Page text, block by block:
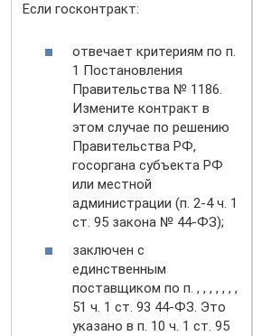
Если госконтракт:
отвечает критериям по п.
1 Постановления
Правительства № 1186.
Измените контракт в
этом случае по решению
Правительства РФ,
госоргана субъекта РФ
или местной
администрации (п. 2-4 ч. 1
ст. 95 закона № 44-ФЗ);
заключен с
единственным
поставщиком по п. , , , , , , ,
51 ч. 1 ст. 93 44-ФЗ. Это
указано в п. 10 ч. 1 ст. 95